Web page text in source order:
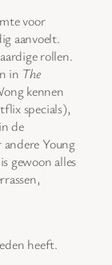
voor
aanvoelt.
rollen.
in The
kennen
specials),
de
Young
gewoon alles
heeft.